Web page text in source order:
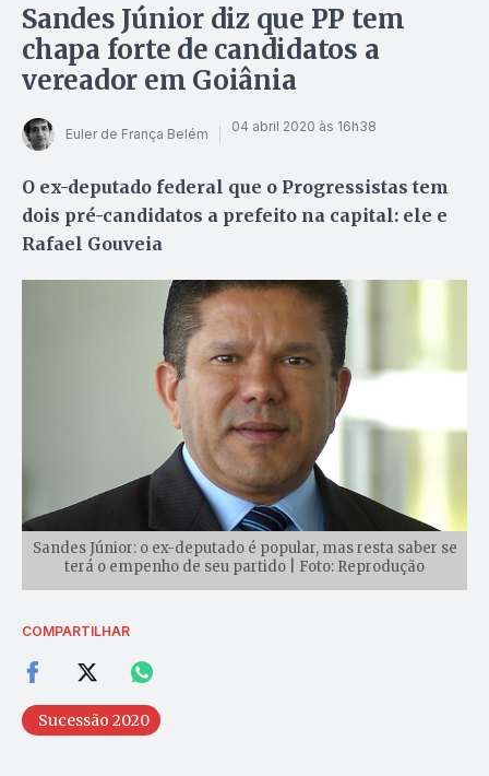
Sandes Júnior diz que PP tem
chapa forte de candidatos a
vereador em Goiânia
Euler de França Belém 04 abril 2020 às 16h38
O ex-deputado federal que o Progressistas tem
dois pré-candidatos a prefeito na capital: ele e
Rafael Gouveia
Sandes Júnior: o ex-deputado é popular, mas resta saber se
terá o empenho de seu partido | Foto: Reprodução
COMPARTILHAR
Sucessão 2020